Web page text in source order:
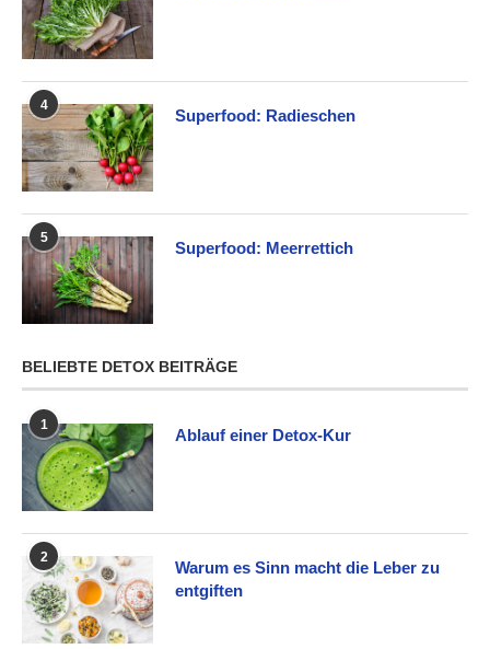
4
Superfood: Radieschen
5
Superfood: Meerrettich
BELIEBTE DETOX BEITRÄGE
1
Ablauf einer Detox-Kur
2
Warum es Sinn macht die Leber zu
entgiften